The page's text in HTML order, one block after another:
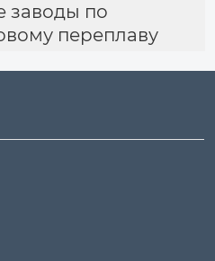
заводы по
переплаву